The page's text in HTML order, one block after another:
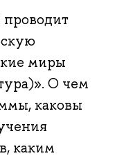
миры
О чем
каковы
каким